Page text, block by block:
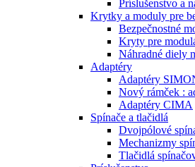
Príslušenstvo a
Krytky a moduly pre
Bezpečnostné
Kryty pre
Náhradné diely
Adaptéry
Adaptéry
Nový rámček :
Adaptéry CIMA
Spínače a tlačidlá
Dvojpólové
Mechanizmy
Tlačidlá